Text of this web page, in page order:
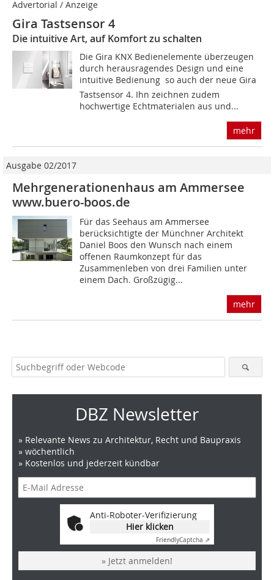
Advertorial / Anzeige
Gira Tastsensor 4
Die intuitive Art, auf Komfort zu schalten
Die Gira KNX Bedienelemente überzeugen
durch herausragendes Design und eine
intuitive Bedienung  so auch der neue Gira
Tastsensor 4. Ihn zeichnen zudem
hochwertige Echtmaterialen aus und...
mehr
Ausgabe 02/2017
Mehrgenerationenhaus am Ammersee
www.buero-boos.de
Für das Seehaus am Ammersee
berücksichtigte der Münchner Architekt
Daniel Boos den Wunsch nach einem
offenen Raumkonzept für das
Zusammenleben von drei Familien unter
einem Dach. Großzügig...
mehr
DBZ Newsletter
» Relevante News zu Architektur, Recht und Baupraxis
» wöchentlich
» Kostenlos und jederzeit kündbar
Anti-Roboter-Verifizierung
Hier klicken
FriendlyCaptcha ⇗
» Jetzt anmelden!